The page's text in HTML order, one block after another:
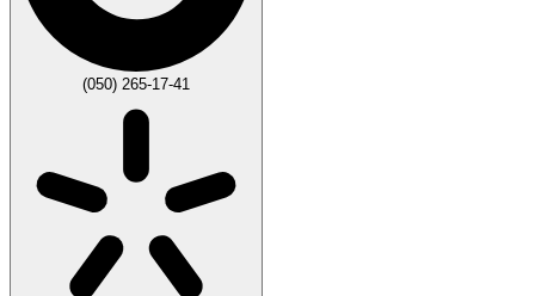
(050) 265-17-41